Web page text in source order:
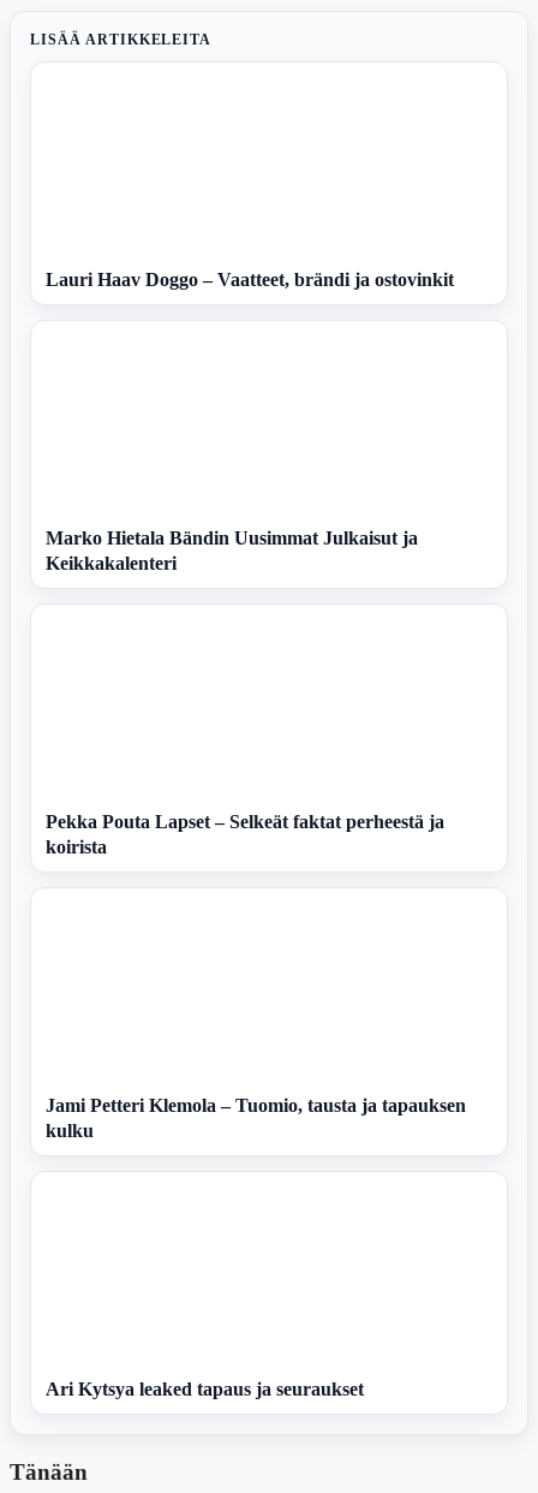
LISÄÄ ARTIKKELEITA
Lauri Haav Doggo – Vaatteet, brändi ja ostovinkit
Marko Hietala Bändin Uusimmat Julkaisut ja
Keikkakalenteri
Pekka Pouta Lapset – Selkeät faktat perheestä ja
koirista
Jami Petteri Klemola – Tuomio, tausta ja tapauksen
kulku
Ari Kytsya leaked tapaus ja seuraukset
Tänään